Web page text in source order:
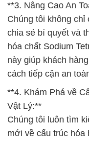
**3. Nâng Cao An
Chúng tôi không chỉ
chia sẻ bí quyết và
hóa chất Sodium
này giúp khách
cách tiếp cận an
**4. Khám Phá về
Vật Lý:**
Chúng tôi luôn tìm
mới về cấu trúc hóa